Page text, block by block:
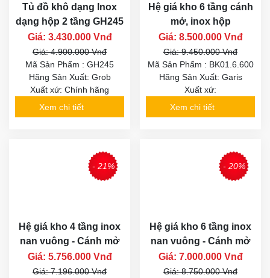
Tủ đồ khô dạng Inox
dạng hộp 2 tầng GH245
Giá: 3.430.000 Vnđ
Giá: 4.900.000 Vnđ
Mã Sản Phẩm : GH245
Hãng Sản Xuất: Grob
Xuất xứ: Chính hãng
Xem chi tiết
Hệ giá kho 6 tầng cánh
mở, inox hộp
Giá: 8.500.000 Vnđ
Giá: 9.450.000 Vnđ
Mã Sản Phẩm : BK01.6.600
Hãng Sản Xuất: Garis
Xuất xứ:
Xem chi tiết
- 21%
Hệ giá kho 4 tầng inox
nan vuông - Cánh mở
Giá: 5.756.000 Vnđ
Giá: 7.196.000 Vnđ
- 20%
Hệ giá kho 6 tầng inox
nan vuông - Cánh mở
Giá: 7.000.000 Vnđ
Giá: 8.750.000 Vnđ